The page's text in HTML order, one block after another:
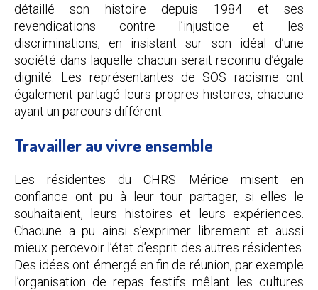
détaillé son histoire depuis 1984 et ses
revendications contre l’injustice et les
discriminations, en insistant sur son idéal d’une
société dans laquelle chacun serait reconnu d’égale
dignité. Les représentantes de SOS racisme ont
également partagé leurs propres histoires, chacune
ayant un parcours différent.
Travailler au vivre ensemble
Les résidentes du CHRS Mérice misent en
confiance ont pu à leur tour partager, si elles le
souhaitaient, leurs histoires et leurs expériences.
Chacune a pu ainsi s’exprimer librement et aussi
mieux percevoir l’état d’esprit des autres résidentes.
Des idées ont émergé en fin de réunion, par exemple
l’organisation de repas festifs mêlant les cultures